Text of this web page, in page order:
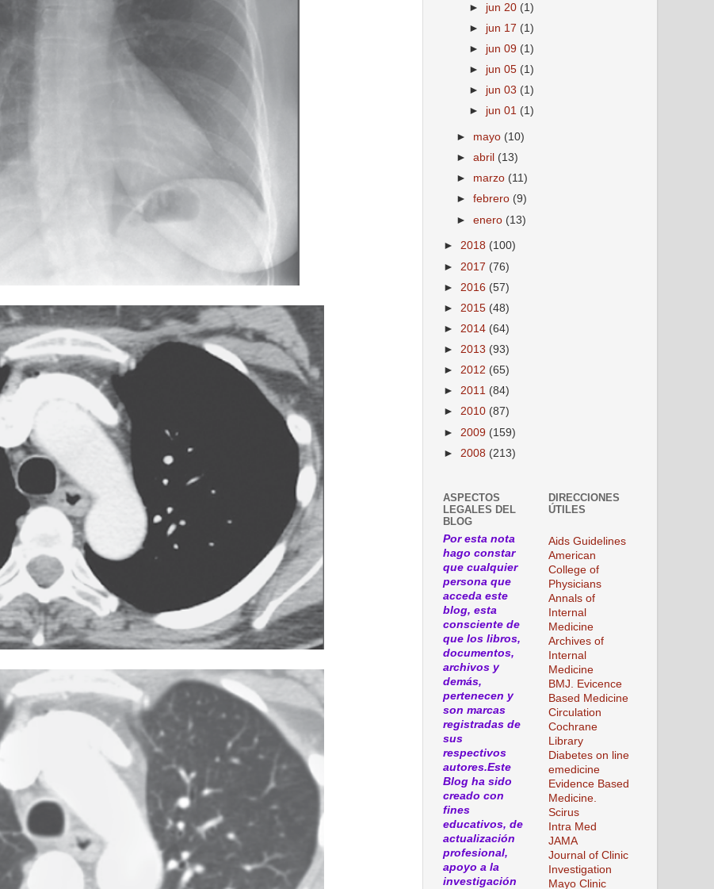
► jun 20 (1)
► jun 17 (1)
► jun 09 (1)
► jun 05 (1)
► jun 03 (1)
► jun 01 (1)
► mayo (10)
►abril (13)
► marzo (11)
►febrero (9)
►enero (13)
► 2018 (100)
► 2017 (76)
► 2016 (57)
► 2015 (48)
► 2014 (64)
► 2013 (93)
► 2012 (65)
► 2011 (84)
► 2010 (87)
► 2009 (159)
► 2008 (213)
ASPECTOS
LEGALES DEL
BLOG
Por esta nota
hago constar
que cualquier
persona que
acceda este
blog, esta
consciente de
que los libros,
documentos,
archivos y
demás,
pertenecen y
son marcas
registradas de
sus
respectivos
autores.Este
Blog ha sido
creado con
fines
educativos, de
actualización
profesional,
apoyo a la
investigación
DIRECCIONES
ÚTILES
Aids Guidelines
American
College of
Physicians
Annals of
Internal
Medicine
Archives of
Internal
Medicine
BMJ. Evicence
Based Medicine
Circulation
Cochrane
Library
Diabetes on line
emedicine
Evidence Based
Medicine.
Scirus
Intra Med
JAMA
Journal of Clinic
Investigation
Mayo Clinic